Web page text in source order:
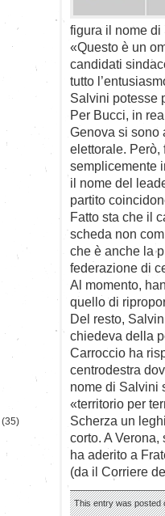
figura il nome
«Questo è un
candidati
tutto
Salvini potesse
Per Bucci, in
Genova si sono
elettorale. Però,
semplicemente
il nome del
partito
Fatto sta che il
scheda non
che è anche la
federazione di
Al momento,
quello di
Del resto,
chiedeva della
Carroccio ha
centrodestra
nome di Salvini
«territorio per
Scherza un
corto. A
ha aderito a
(da il Corriere
This entry was posted
(35)